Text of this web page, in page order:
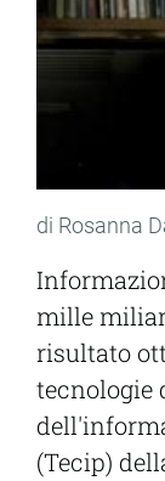
di Rosanna
mille
risultato
tecnologie
(Tecip)